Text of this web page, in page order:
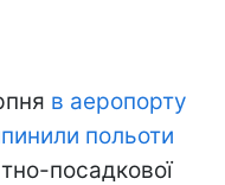
в аеропорту
польоти
посадкової